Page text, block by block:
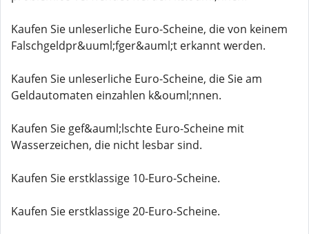
Kaufen Sie unleserliche Euro-Scheine, die von keinem
Falschgeldpr&uuml;fger&auml;t erkannt werden.
Kaufen Sie unleserliche Euro-Scheine, die Sie am
Geldautomaten einzahlen k&ouml;nnen.
Kaufen Sie gef&auml;lschte Euro-Scheine mit
Wasserzeichen, die nicht lesbar sind.
Kaufen Sie erstklassige 10-Euro-Scheine.
Kaufen Sie erstklassige 20-Euro-Scheine.